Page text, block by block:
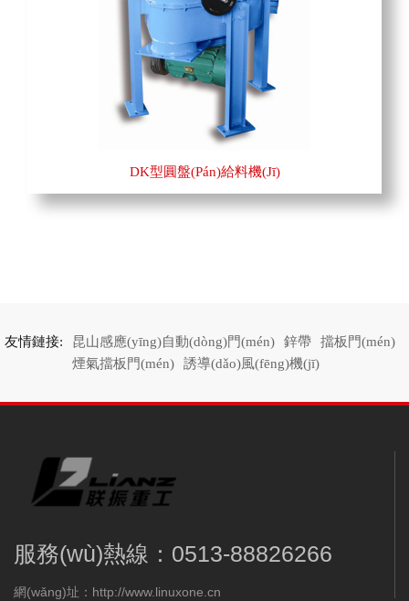
DK型圓盤(pán)給料機(jī)
友情鏈接: 昆山感應(yīng)自動(dòng)門(mén) 鋅帶
擋板門(mén)
煙氣擋板門(mén)
誘導(dǎo)風(fēng)機(jī)
服務(wù)熱線：0513-88826266
網(wǎng)址：http://www.linuxone.cn